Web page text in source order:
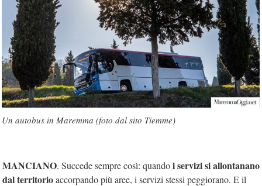
Un autobus in Maremma (foto dal sito Tiemme)
MANCIANO. Succede sempre così: quandoi servizi si allontanano
dal territorioaccorpando più aree, i servizi stessi peggiorano. E il